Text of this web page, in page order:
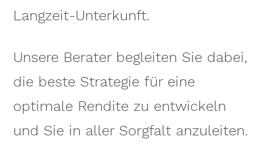
Langzeit-Unterkunft.
Unsere Berater begleiten Sie dabei,
die beste Strategie für eine
optimale Rendite zu entwickeln
und Sie in aller Sorgfalt anzuleiten.